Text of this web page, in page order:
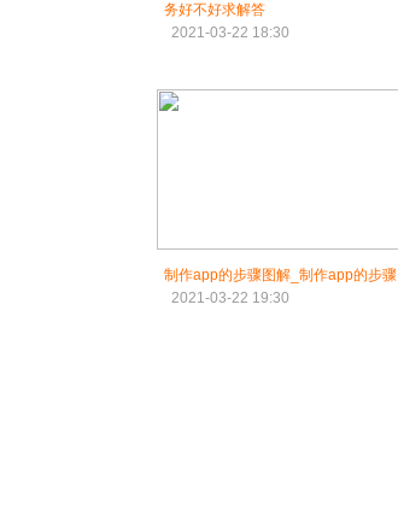
务好不好求解答
2021-03-22 18:30
制作app的步骤图解_制作app的步骤
2021-03-22 19:30